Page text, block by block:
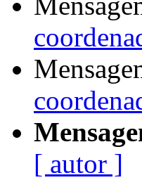
[ autor ]